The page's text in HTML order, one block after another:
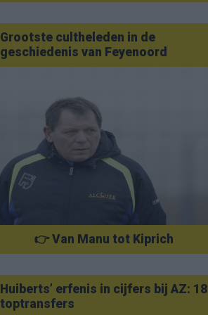
Grootste cultheleden in de
geschiedenis van Feyenoord
👉 Van Manu tot Kiprich
Huiberts’ erfenis in cijfers bij AZ: 18
toptransfers